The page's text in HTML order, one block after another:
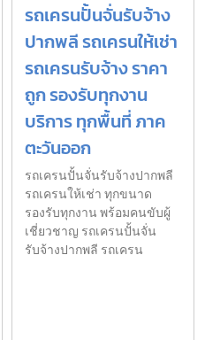
รถเครนปั้นจั่นรับจ้าง
ปากพลี รถเครนให้เช่า
รถเครนรับจ้าง ราคา
ถูก รองรับทุกงาน
บริการ ทุกพื้นที่ ภาค
ตะวันออก
รถเครนปั้นจั่นรับจ้างปากพลี
รถเครนให้เช่า ทุกขนาด
รองรับทุกงาน พร้อมคนขับผู้
เชี่ยวชาญ รถเครนปั้นจั่น
รับจ้างปากพลี รถเครน